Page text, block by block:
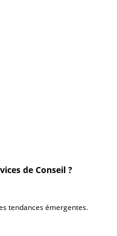
de Conseil ?
tendances émergentes.